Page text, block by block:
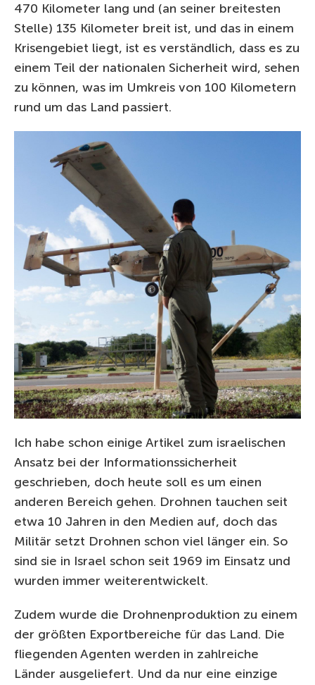
470 Kilometer lang und (an seiner breitesten
Stelle) 135 Kilometer breit ist, und das in einem
Krisengebiet liegt, ist es verständlich, dass es zu
einem Teil der nationalen Sicherheit wird, sehen
zu können, was im Umkreis von 100 Kilometern
rund um das Land passiert.
Ich habe schon einige Artikel zum israelischen
Ansatz bei der Informationssicherheit
geschrieben, doch heute soll es um einen
anderen Bereich gehen. Drohnen tauchen seit
etwa 10 Jahren in den Medien auf, doch das
Militär setzt Drohnen schon viel länger ein. So
sind sie in Israel schon seit 1969 im Einsatz und
wurden immer weiterentwickelt.
Zudem wurde die Drohnenproduktion zu einem
der größten Exportbereiche für das Land. Die
fliegenden Agenten werden in zahlreiche
Länder ausgeliefert. Und da nur eine einzige